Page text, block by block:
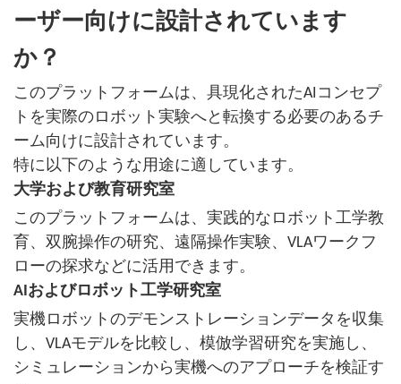
ーザー向けに設計されています
か？
このプラットフォームは、具現化されたAIコンセプ
トを実際のロボット実験へと転換する必要のあるチ
ーム向けに設計されています。
特に以下のような用途に適しています。
大学および教育研究室
このプラットフォームは、実践的なロボット工学教
育、双腕操作の研究、遠隔操作実験、VLAワークフ
ローの探求などに活用できます。
AIおよびロボット工学研究室
実機ロボットのデモンストレーションデータを収集
し、VLAモデルを比較し、模倣学習研究を実施し、
シミュレーションから実機へのアプローチを検証す